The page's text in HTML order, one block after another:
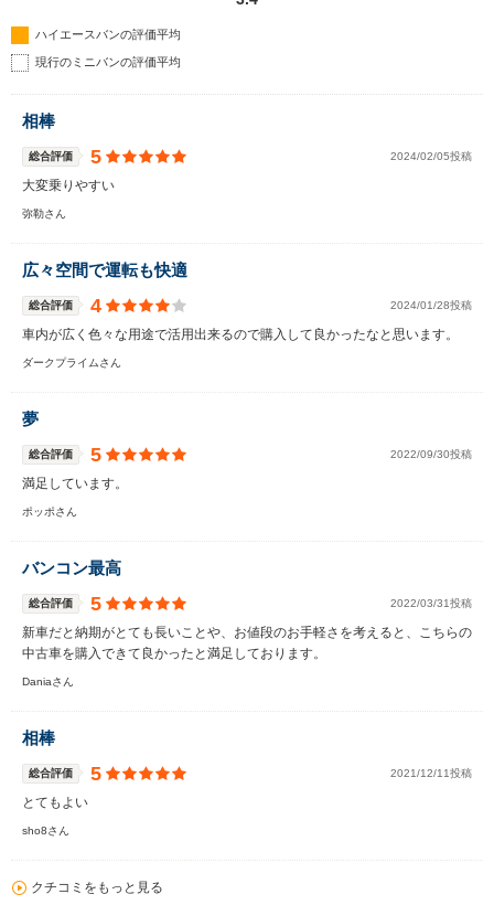
ハイエースバンの評価平均
現行のミニバンの評価平均
相棒
総合評価 5 2024/02/05投稿
大変乗りやすい
弥勒さん
広々空間で運転も快適
総合評価 4 2024/01/28投稿
車内が広く色々な用途で活用出来るので購入して良かったなと思います。
ダークプライムさん
夢
総合評価 5 2022/09/30投稿
満足しています。
ポッポさん
バンコン最高
総合評価 5 2022/03/31投稿
新車だと納期がとても長いことや、お値段のお手軽さを考えると、こちらの
中古車を購入できて良かったと満足しております。
Daniaさん
相棒
総合評価 5 2021/12/11投稿
とてもよい
sho8さん
クチコミをもっと見る